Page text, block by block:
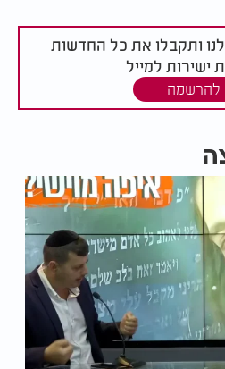
ותקבלו את כל החדשות
ישירות למייל
להרשמה